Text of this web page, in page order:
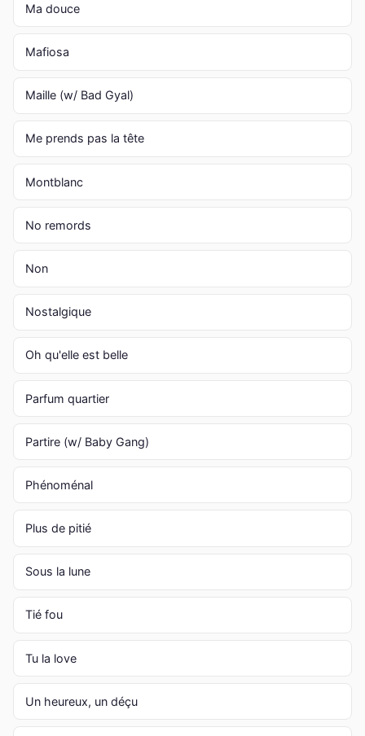
Ma douce
Mafiosa
Maille (w/ Bad Gyal)
Me prends pas la tête
Montblanc
No remords
Non
Nostalgique
Oh qu'elle est belle
Parfum quartier
Partire (w/ Baby Gang)
Phénoménal
Plus de pitié
Sous la lune
Tié fou
Tu la love
Un heureux, un déçu